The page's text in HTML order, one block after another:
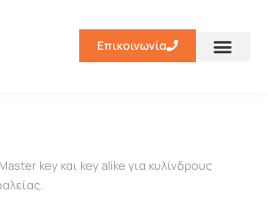
Επικοινωνία
key και key alike για κυλίνδρους